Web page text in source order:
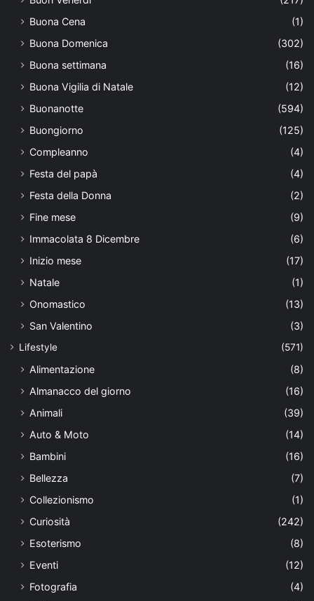
Buona Cena
(1)
Buona Domenica
(302)
Buona settimana
(16)
Buona Vigilia di Natale
(12)
Buonanotte
(594)
Buongiorno
(125)
Compleanno
(4)
Festa del papà
(4)
Festa della Donna
(2)
Fine mese
(9)
Immacolata 8 Dicembre
(6)
Inizio mese
(17)
Natale
(1)
Onomastico
(13)
San Valentino
(3)
Lifestyle (571)
Alimentazione
(8)
Almanacco del giorno
(16)
Animali
(39)
Auto & Moto
(14)
Bambini
(16)
Bellezza
(7)
Collezionismo
(1)
Curiosità
(242)
Esoterismo
(8)
Eventi
(12)
Fotografia
(4)